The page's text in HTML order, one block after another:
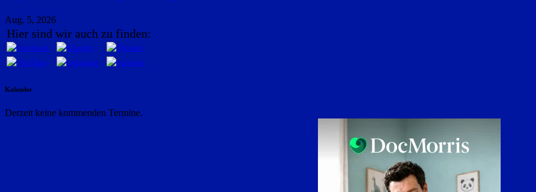
Aug. 5, 2026
Hier sind wir auch zu finden:
Kalender
Derzeit keine kommenden Termine.